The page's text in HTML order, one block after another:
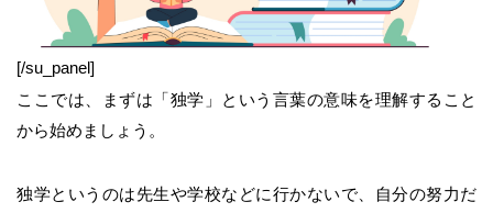
[/su_panel]
ここでは、まずは「独学」という言葉の意味を理解すること
から始めましょう。
独学というのは先生や学校などに行かないで、自分の努力だ